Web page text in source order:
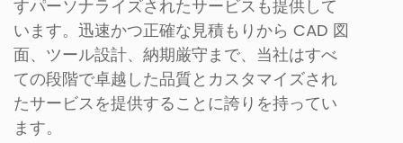
すパーソナライズされたサービスも提供して
います。迅速かつ正確な見積もりから CAD 図
面、ツール設計、納期厳守まで、当社はすべ
ての段階で卓越した品質とカスタマイズされ
たサービスを提供することに誇りを持ってい
ます。